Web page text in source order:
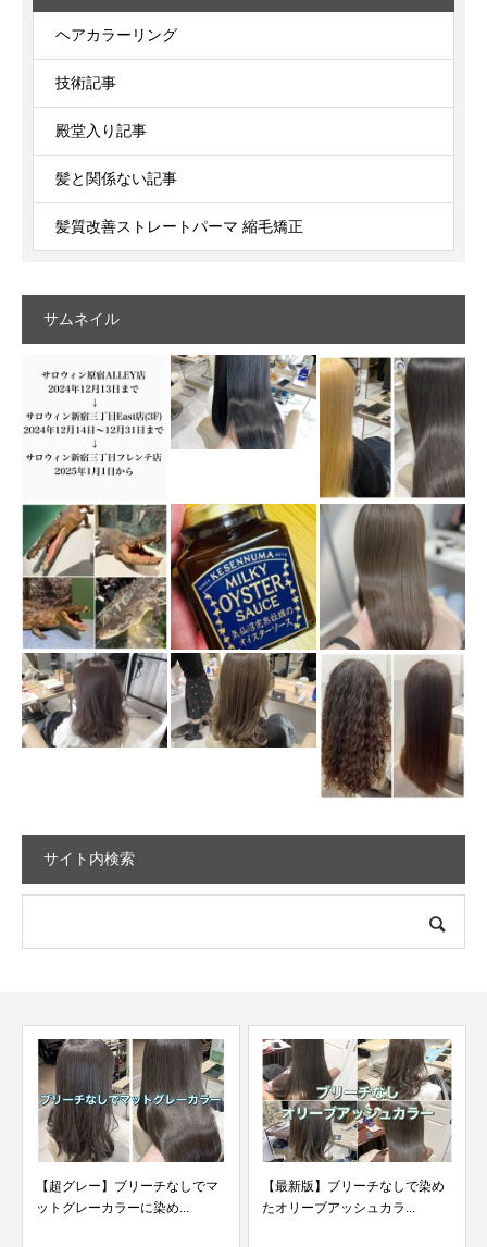
ヘアカラーリング
技術記事
殿堂入り記事
髪と関係ない記事
髪質改善ストレートパーマ 縮毛矯正
サムネイル
サイト内検索
【最新版】ブリーチなしで染め
たオリーブアッシュカラ...